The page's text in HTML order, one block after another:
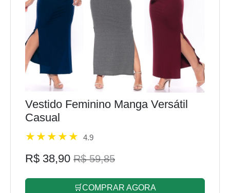
Vestido Feminino Manga Versátil
Casual
4.9
R$ 38,90 R$ 59,85
🛒COMPRAR AGORA